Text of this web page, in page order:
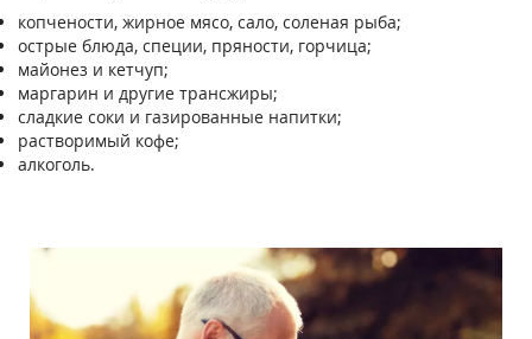
копчености, жирное мясо, сало, соленая рыба;
острые блюда, специи, пряности, горчица;
майонез и кетчуп;
маргарин и другие трансжиры;
сладкие соки и газированные напитки;
растворимый кофе;
алкоголь.